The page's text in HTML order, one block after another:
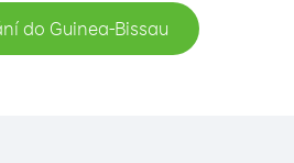
do Guinea-Bissau